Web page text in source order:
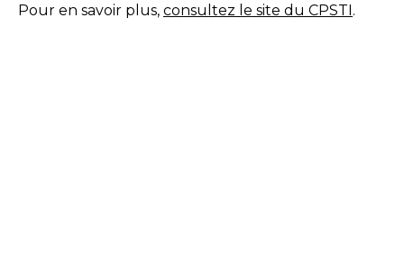
Pour en savoir plus, consultez le site du CPSTI.